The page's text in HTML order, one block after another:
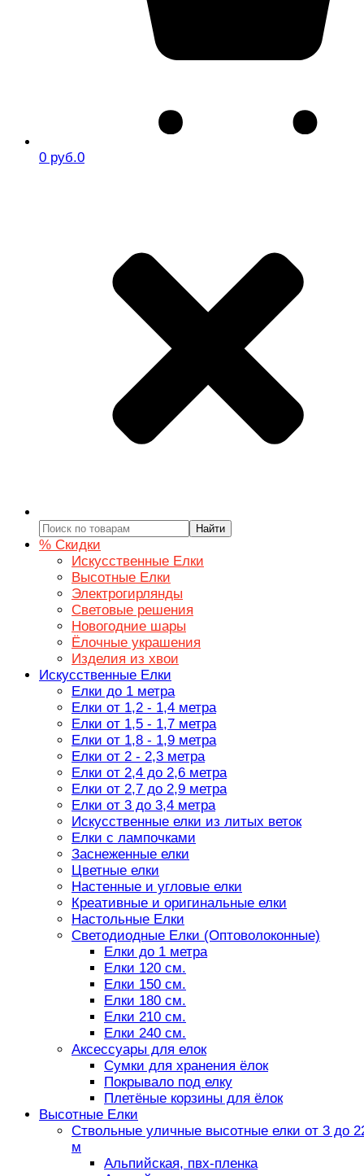
0 руб.0
Найти
% Скидки
Искусственные Елки
Высотные Елки
Электрогирлянды
Световые решения
Новогодние шары
Ёлочные украшения
Изделия из хвои
Искусственные Елки
Елки до 1 метра
Елки от 1,2 - 1,4 метра
Елки от 1,5 - 1,7 метра
Елки от 1,8 - 1,9 метра
Елки от 2 - 2,3 метра
Елки от 2,4 до 2,6 метра
Елки от 2,7 до 2,9 метра
Елки от 3 до 3,4 метра
Искусственные елки из литых веток
Елки с лампочками
Заснеженные елки
Цветные елки
Настенные и угловые елки
Креативные и оригинальные елки
Настольные Елки
Светодиодные Елки (Оптоволоконные)
Елки до 1 метра
Елки 120 см.
Елки 150 см.
Елки 180 см.
Елки 210 см.
Елки 240 см.
Аксессуары для елок
Сумки для хранения ёлок
Покрывало под елку
Плетёные корзины для ёлок
Высотные Елки
Ствольные уличные высотные елки от 3 до
м
Альпийская, пвх-пленка